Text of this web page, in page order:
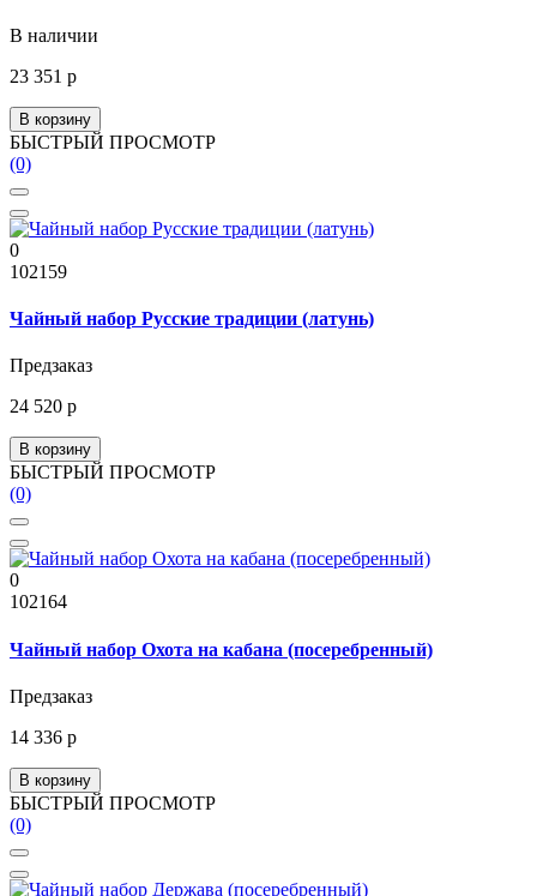
В наличии
23 351 р
В корзину
БЫСТРЫЙ ПРОСМОТР
(0)
0
102159
Чайный набор Русские традиции (латунь)
Предзаказ
24 520 р
В корзину
БЫСТРЫЙ ПРОСМОТР
(0)
0
102164
Чайный набор Охота на кабана (посеребренный)
Предзаказ
14 336 р
В корзину
БЫСТРЫЙ ПРОСМОТР
(0)